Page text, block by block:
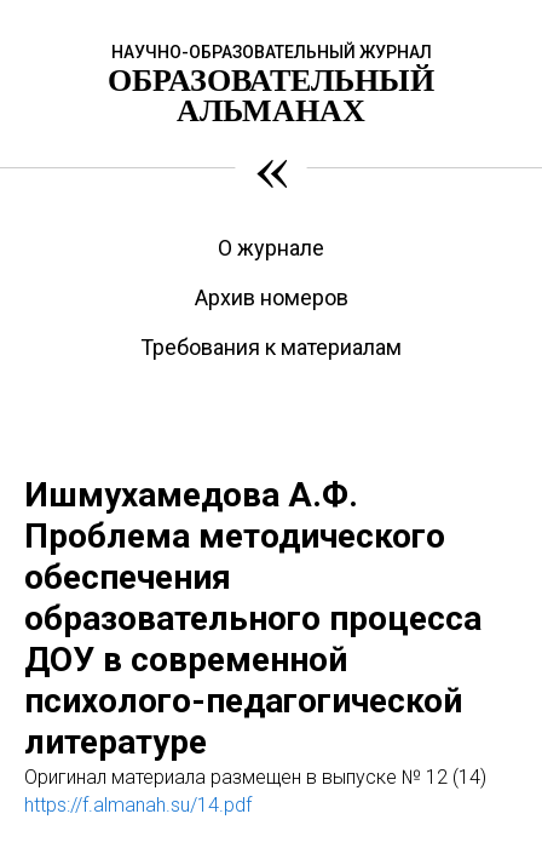
НАУЧНО-ОБРАЗОВАТЕЛЬНЫЙ ЖУРНАЛ
ОБРАЗОВАТЕЛЬНЫЙ
АЛЬМАНАХ
«
О журнале
Архив номеров
Требования к материалам
Ишмухамедова А.Ф.
Проблема методического
обеспечения
образовательного процесса
ДОУ в современной
психолого-педагогической
литературе
Оригинaл материала размещен в выпуске № 12 (14)
https://f.almanah.su/14.pdf